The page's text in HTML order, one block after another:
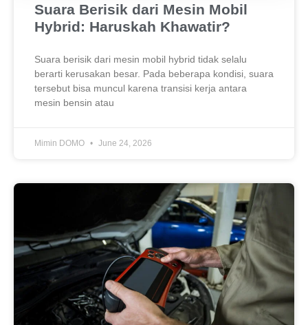
Suara Berisik dari Mesin Mobil
Hybrid: Haruskah Khawatir?
Suara berisik dari mesin mobil hybrid tidak selalu
berarti kerusakan besar. Pada beberapa kondisi, suara
tersebut bisa muncul karena transisi kerja antara
mesin bensin atau
Mimin DOMO June 24, 2026